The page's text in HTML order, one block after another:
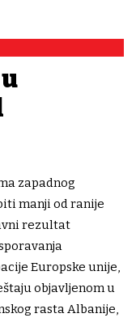
zapadnog
manji od ranije
rezultat
Europske unije,
objavljenom u
rasta Albanije,